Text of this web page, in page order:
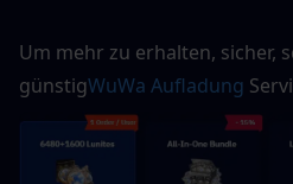
Um mehr zu erhalten, sicher,
günstigWuWa Aufladung